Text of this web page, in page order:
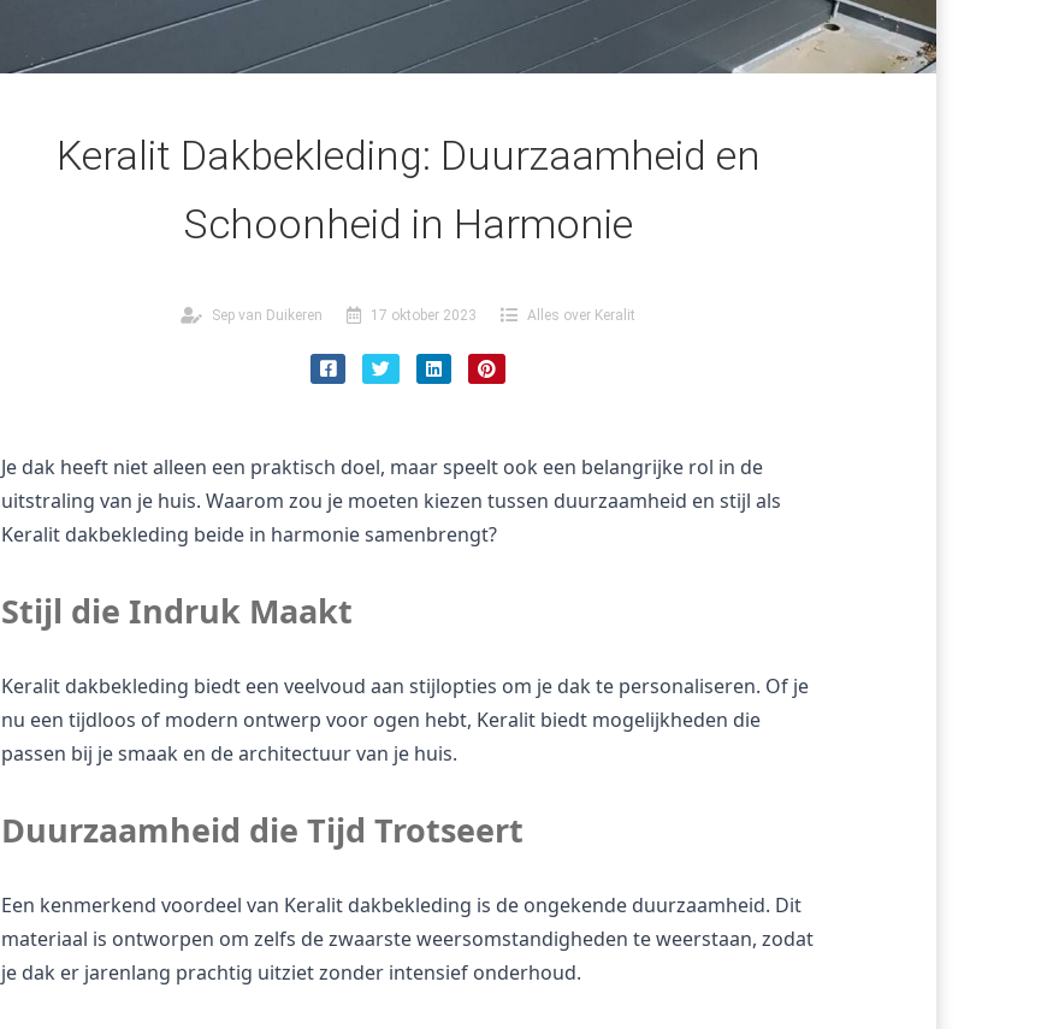
Keralit Dakbekleding: Duurzaamheid en
Schoonheid in Harmonie
Sep van Duikeren 17 oktober 2023 Alles over Keralit
Je dak heeft niet alleen een praktisch doel, maar speelt ook een belangrijke rol in de
uitstraling van je huis. Waarom zou je moeten kiezen tussen duurzaamheid en stijl als
Keralit dakbekleding beide in harmonie samenbrengt?
Stijl die Indruk Maakt
Keralit dakbekleding biedt een veelvoud aan stijlopties om je dak te personaliseren. Of je
nu een tijdloos of modern ontwerp voor ogen hebt, Keralit biedt mogelijkheden die
passen bij je smaak en de architectuur van je huis.
Duurzaamheid die Tijd Trotseert
Een kenmerkend voordeel van Keralit dakbekleding is de ongekende duurzaamheid. Dit
materiaal is ontworpen om zelfs de zwaarste weersomstandigheden te weerstaan, zodat
je dak er jarenlang prachtig uitziet zonder intensief onderhoud.